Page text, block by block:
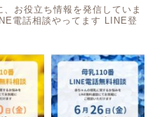
お役立ち情報を発信していま
電話相談やってます LINE登